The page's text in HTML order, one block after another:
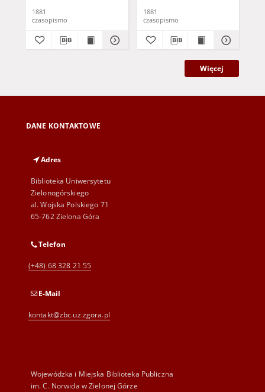
1881
czasopismo
1881
czasopismo
Więcej
DANE KONTAKTOWE
Adres
Biblioteka Uniwersytetu
Zielonogórskiego
al. Wojska Polskiego 71
65-762 Zielona Góra
Telefon
(+48) 68 328 21 55
E-Mail
kontakt@zbc.uz.zgora.pl
Wojewódzka i Miejska Biblioteka Publiczna
im. C. Norwida w Zielonej Górze